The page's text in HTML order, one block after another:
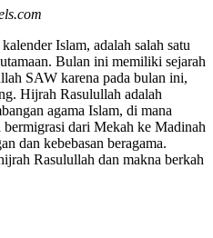
Islam, adalah salah satu
Bulan ini memiliki sejarah
SAW karena pada bulan ini,
Hijrah Rasulullah adalah
agama Islam, di mana
dari Mekah ke Madinah
dan kebebasan beragama.
Rasulullah dan makna berkah